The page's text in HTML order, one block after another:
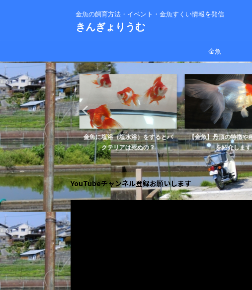
金魚の飼育方法・イベント・金魚すくい情報を発信
きんぎょりうむ
金魚
込み式フィルターを改
過能力をアップし...
金魚に塩浴（塩水浴）をするとバ
クテリアは死ぬの？
【金魚】丹頂の特徴や種
を紹介します
YouTubeチャンネル登録お願いします
動
画
プ
レ
ー
ヤ
ー